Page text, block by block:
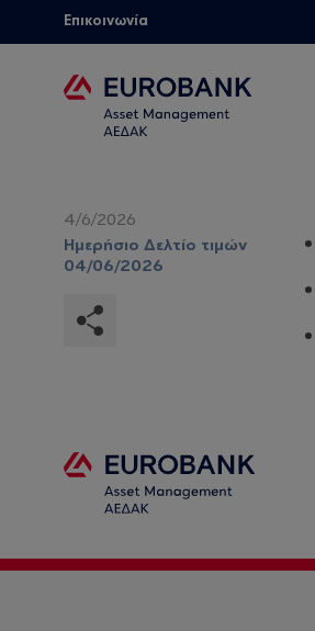
Επικοινωνία
4/6/2026
Ημερήσιο Δελτίο τιμών
04/06/2026